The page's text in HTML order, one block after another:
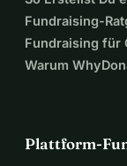
Fundraising-
Fundraising für
Warum
Plattform-